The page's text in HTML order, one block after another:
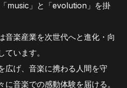
music」と「evolution」を掛
音楽産業を次世代へと進化・向
います。
広げ、音楽に携わる人間を守
に音楽での感動体験を届ける。